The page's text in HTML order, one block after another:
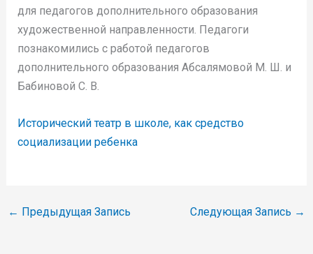
для педагогов дополнительного образования
художественной направленности. Педагоги
познакомились с работой педагогов
дополнительного образования Абсалямовой М. Ш. и
Бабиновой С. В.
Исторический театр в школе, как средство
социализации ребенка
← Предыдущая Запись Следующая Запись →